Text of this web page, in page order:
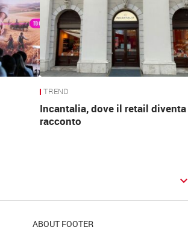
TREND
Incantalia, dove il retail diventa
racconto
keyboard_arrow_down
ABOUT FOOTER